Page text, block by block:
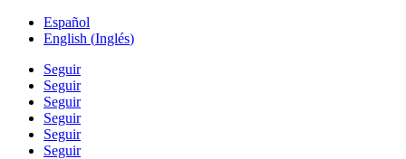
Español
English (Inglés)
Seguir
Seguir
Seguir
Seguir
Seguir
Seguir